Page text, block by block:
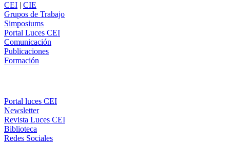
CEI | CIE
Grupos de Trabajo
Simposiums
Portal Luces CEI
Comunicación
Publicaciones
Formación
Portal luces CEI
Newsletter
Revista Luces CEI
Biblioteca
Redes Sociales